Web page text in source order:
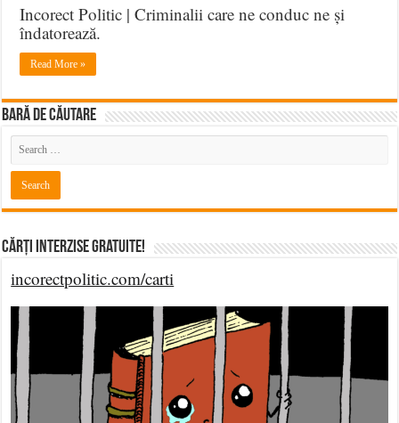
Incorect Politic | Criminalii care ne conduc ne și
îndatorează.
Read More »
BARĂ DE CĂUTARE
Cărți Interzise Gratuite!
incorectpolitic.com/carti